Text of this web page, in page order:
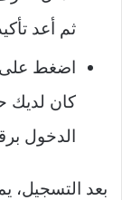
ثم أعد
اضغط على
كان لديك
الدخول
بعد التسجيل،